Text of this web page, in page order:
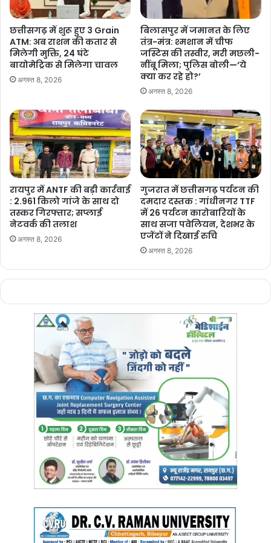
और मुंगेली जिले में नांदघाट-मुंगेली सड़क खंड में 39 किलोमीटर लंबाई और
बेमेतरा-नवागढ़-मुंगेली सड़क खंड में 43 किलोमीटर लंबाई का चौड़ीकरण एवं
मजबूतीकरण किया जाएगा। राजनांदगांव जिले के डोंगरगांव-चौकी-मोहला मानपुर
सड़क खंड में 96.2 किलोमीटर, जशपुर जिले के बागबहार-कोतबा सड़क खंड में
13.5 किलोमीटर, लुड़ेंग-तपकरा-लावाकेरा सड़क खंड में 41 किलोमीटर और
जशपुर-आस्टा-कुसमी सड़क खंड में 28 किलोमीटर लंबाई के मजबूतीकरण का
अमलडिहा-बरतोरी-दगोरी सड़क खंड के 32.8 किलोमीटर तथा राजनांदगांव और
खैरागढ़ जिले के राजनांदगांव-कवर्धा-पोंडी सड़क खंड के 30.4 किलोमीटर का
चौड़ीकरण और मजबूतीकरण का कार्य भी इस राशि से किया जाएगा।
Manish Tiwari
छत्तीसगढ़ में शुरू हुए 3 Grain
ATM: अब राशन की कतार से
मिलेगी मुक्ति, 24 घंटे
बायोमेट्रिक से मिलेगा चावल
अगस्त 8, 2026
बिलासपुर में जमानत के लिए
तंत्र-मंत्र: श्मशान में चीफ
जस्टिस की तस्वीर, मरी मछली-
नींबू मिला; पुलिस बोली—‘ये
क्या कर रहे हो?’
अगस्त 8, 2026
रायपुर में ANTF की बड़ी कार्रवाई
: 2.961 किलो गांजे के साथ दो
तस्कर गिरफ्तार; सप्लाई
नेटवर्क की तलाश
अगस्त 8, 2026
गुजरात में छत्तीसगढ़ पर्यटन की
दमदार दस्तक : गांधीनगर TTF
में 26 पर्यटन कारोबारियों के
साथ सजा पवेलियन, देशभर के
एजेंटों ने दिखाई रुचि
अगस्त 8, 2026